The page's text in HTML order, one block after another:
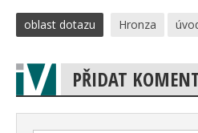
oblast dotazu Hronza
PŘIDAT